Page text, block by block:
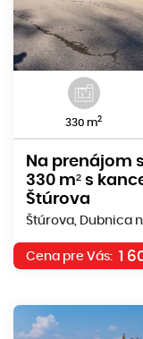
330 m2
Na prenájom
330 m² s
Štúrova
Štúrova, Dubnica
Cena pre Vás: 1